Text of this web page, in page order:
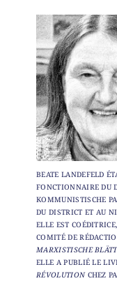
BEATE LANDEFELD
FONCTIONNAIRE DU
KOMMUNISTISCHE
DU DISTRICT ET AU
ELLE EST
COMITÉ DE
MARXISTISCHE
ELLE A PUBLIÉ LE
RÉVOLUTIONCHEZ